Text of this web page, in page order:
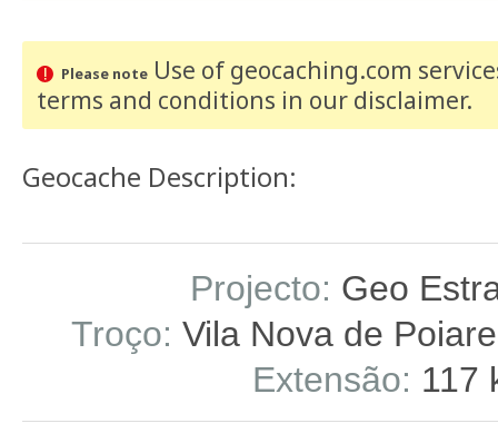
Please noteUse of geocaching.com
terms and conditions in our disclaimer.
Geocache Description:
Projecto: Geo
Troço: Vila Nova de
Extensão: 117